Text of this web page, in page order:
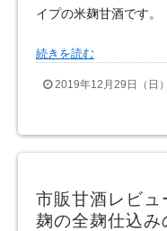
イプの米麹甘酒です。
続きを読む
2019年12月29日（日）
市販甘酒レビュ
麹の全麹仕込み